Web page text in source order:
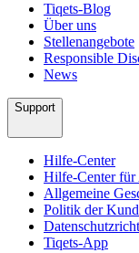
Tiqets-Blog
Über uns
Stellenangebote
Responsible
News
Support
Hilfe-Center
Hilfe-Center für
Allgemeine
Politik der
Tiqets-App